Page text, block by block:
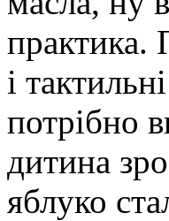
практика.
і
потрібно
дитина
яблуко